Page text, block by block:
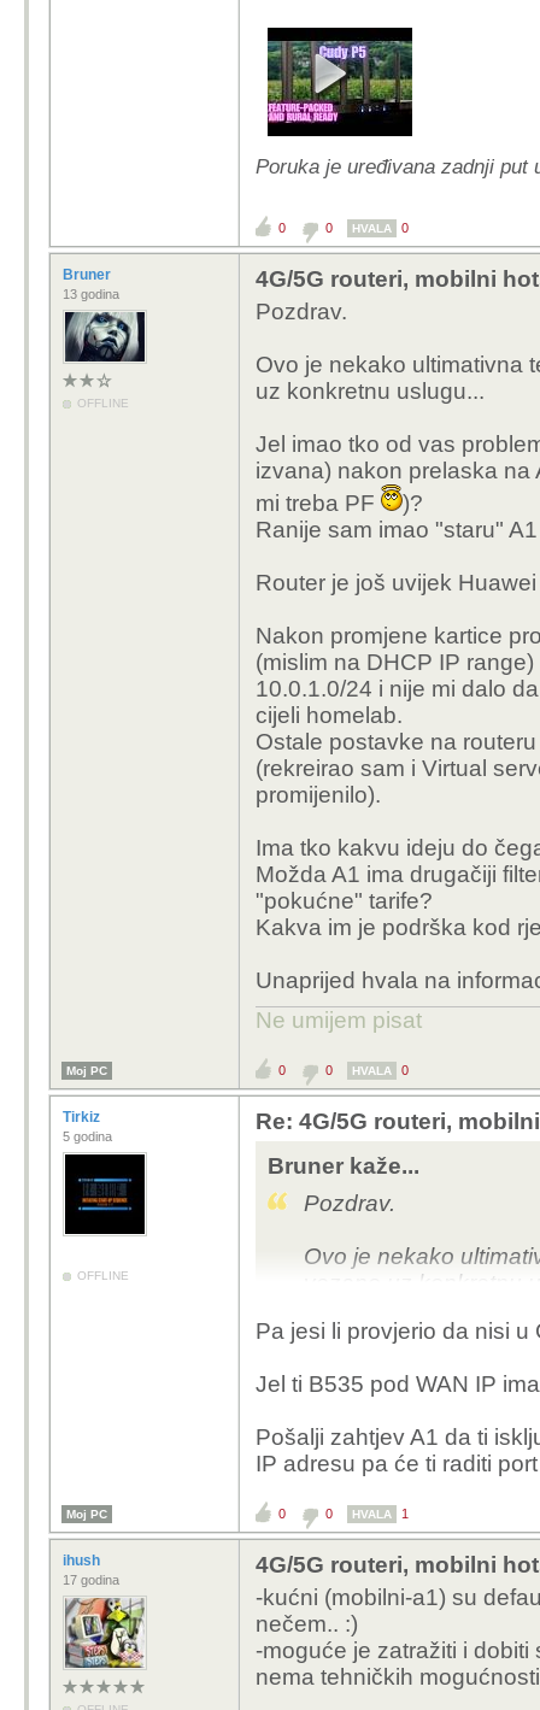
Poruka je uređivana zadnji put
0 0 HVALA 0
Bruner
13 godina
OFFLINE
4G/5G routeri, mobilni
Pozdrav.
Ovo je nekako ultimativna
uz konkretnu uslugu...
Jel imao tko od vas
izvana) nakon prelaska na
mi treba PF
)?
Ranije sam imao "staru"
Router je još uvijek
Nakon promjene kartice
(mislim na DHCP IP
10.0.1.0/24 i nije mi dalo
cijeli homelab.
Ostale postavke na
(rekreirao sam i Virtual
promijenilo).
Ima tko kakvu ideju do
Možda A1 ima drugačiji
"pokućne" tarife?
Kakva im je podrška kod
Unaprijed hvala na
Ne umijem pisat
Moj PC 0 0 HVALA 0
Tirkiz
5 godina
OFFLINE
Re: 4G/5G routeri,
Bruner kaže...
Pozdrav.
Ovo je nekako
vezano uz konkretnu
Jel imao tko od vas problema s
Ranije sam imao
Router je još uvijek
Nakon promjene
routeru (mislim na
prebacilo mi je to na
pa sam morao
Ostale postavke na
radi (rekreirao sam i
ništa se nije
Pa jesi li provjerio da nisi u
Jel ti B535 pod WAN IP
Pošalji zahtjev A1 da ti
IP adresu pa će ti raditi
Moj PC 0 0 HVALA 1
ihush
17 godina
4G/5G routeri, mobilni
-kućni (mobilni-a1) su
nečem.. :)
-moguće je zatražiti i
nema tehničkih